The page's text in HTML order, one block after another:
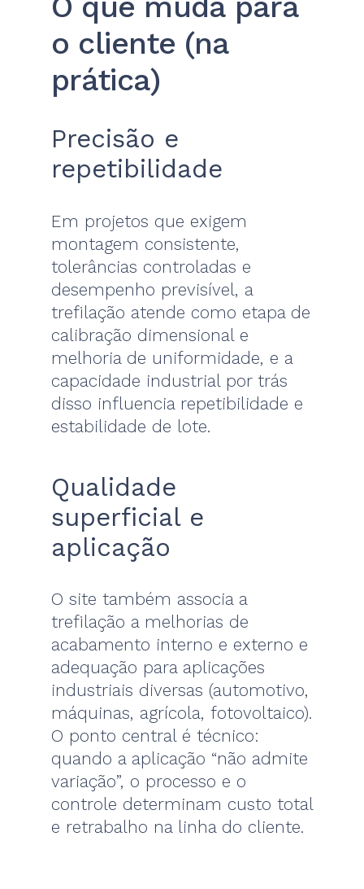
o cliente (na
prática)
Precisão e
repetibilidade
Em projetos que exigem
montagem consistente,
tolerâncias controladas e
desempenho previsível, a
trefilação atende como etapa de
calibração dimensional e
melhoria de uniformidade, e a
capacidade industrial por trás
disso influencia repetibilidade e
estabilidade de lote.
Qualidade
superficial e
aplicação
O site também associa a
trefilação a melhorias de
acabamento interno e externo e
adequação para aplicações
industriais diversas (automotivo,
máquinas, agrícola, fotovoltaico).
O ponto central é técnico:
quando a aplicação “não admite
variação”, o processo e o
controle determinam custo total
e retrabalho na linha do cliente.